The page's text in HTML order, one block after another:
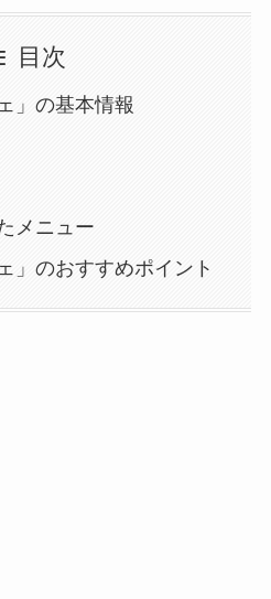
目次
」の基本情報
メニュー
」のおすすめポイント